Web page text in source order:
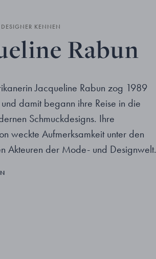
KENNEN
Rabun
Jacqueline Rabun zog 1989
damit begann ihre Reise in die
Schmuckdesigns. Ihre
weckte Aufmerksamkeit unter den
Akteuren der Mode- und Designwelt.